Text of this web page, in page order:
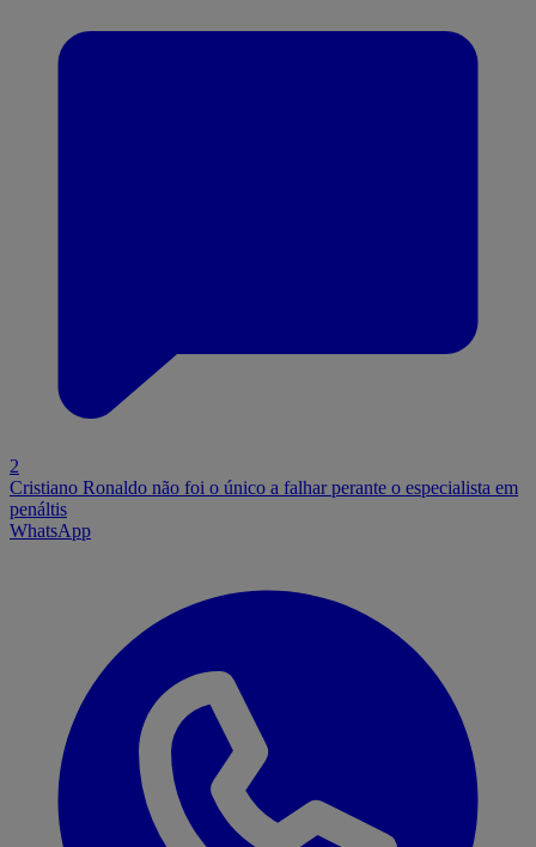
2
Cristiano Ronaldo não foi o único a falhar perante o especialista em
penáltis
WhatsApp